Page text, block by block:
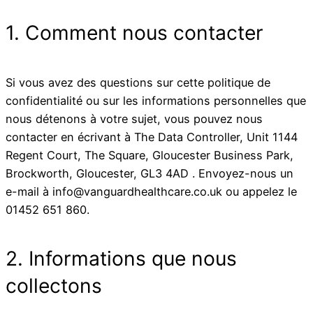
1. Comment nous contacter
Si vous avez des questions sur cette politique de
confidentialité ou sur les informations personnelles que
nous détenons à votre sujet, vous pouvez nous
contacter en écrivant à The Data Controller, Unit 1144
Regent Court, The Square, Gloucester Business Park,
Brockworth, Gloucester, GL3 4AD . Envoyez-nous un
e-mail à info@vanguardhealthcare.co.uk ou appelez le
01452 651 860.
2. Informations que nous
collectons